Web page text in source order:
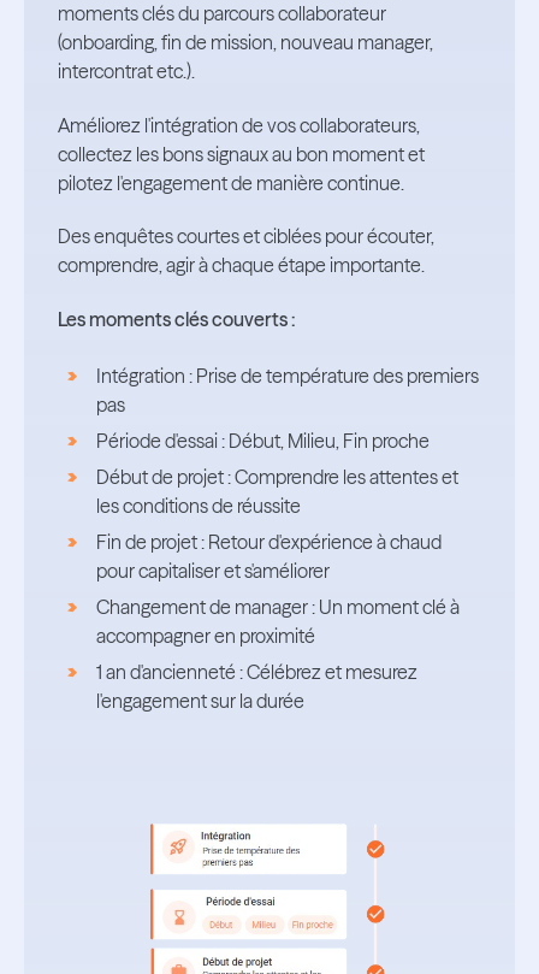
moments clés du parcours collaborateur
(onboarding, fin de mission, nouveau manager,
intercontrat etc.).
Améliorez l'intégration de vos collaborateurs,
collectez les bons signaux au bon moment et
pilotez l'engagement de manière continue.
Des enquêtes courtes et ciblées pour écouter,
comprendre, agir à chaque étape importante.
Les moments clés couverts :
Intégration : Prise de température des premiers
pas
Période d'essai : Début, Milieu, Fin proche
Début de projet : Comprendre les attentes et
les conditions de réussite
Fin de projet : Retour d'expérience à chaud
pour capitaliser et s'améliorer
Changement de manager : Un moment clé à
accompagner en proximité
1 an d'ancienneté : Célébrez et mesurez
l'engagement sur la durée